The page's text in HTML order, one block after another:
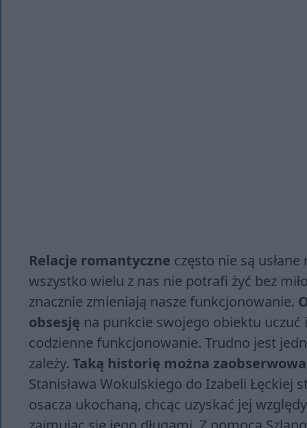
Relacje romantyczne często nie są
wszystko wielu z nas nie potrafi żyć bez
znacznie zmieniają nasze funkcjonowanie.
obsesję na punkcie swojego obiektu
codzienne funkcjonowanie. Trudno jest
zależy. Taką historię można
Stanisława Wokulskiego do Izabeli Łęckiej
osacza ukochaną, chcąc uzyskać jej